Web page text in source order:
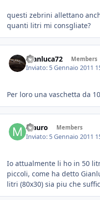
questi zebrini allettano
quanti litri mi consgliate?
Gianluca72 Members
Inviato: 5 Gennaio 2011
Per loro una vaschetta da
Mauro Members
Inviato: 5 Gennaio 2011
Io attualmente li ho in 50
piccoli, come ha detto
litri (80x30) sia piu che